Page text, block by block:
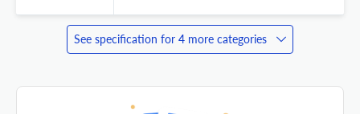
See specification for 4 more categories